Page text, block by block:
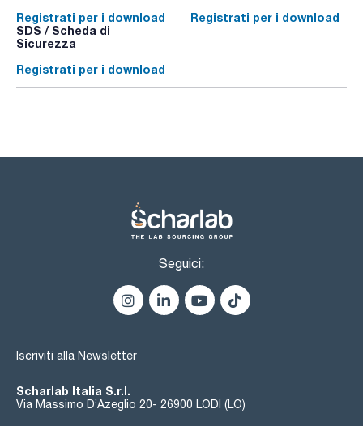
Registrati per i download
Registrati per i download
SDS / Scheda di
Sicurezza
Registrati per i download
Seguici:
Iscriviti alla Newsletter
Scharlab Italia S.r.l.
Via Massimo D’Azeglio 20- 26900 LODI (LO)